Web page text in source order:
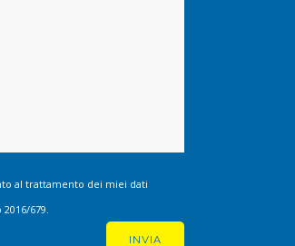
al trattamento dei miei dati
679.